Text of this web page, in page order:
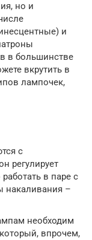
но и
и
в большинстве
вкрутить в
лампочек,
с
регулирует
в паре с
накаливания –
необходим
впрочем,